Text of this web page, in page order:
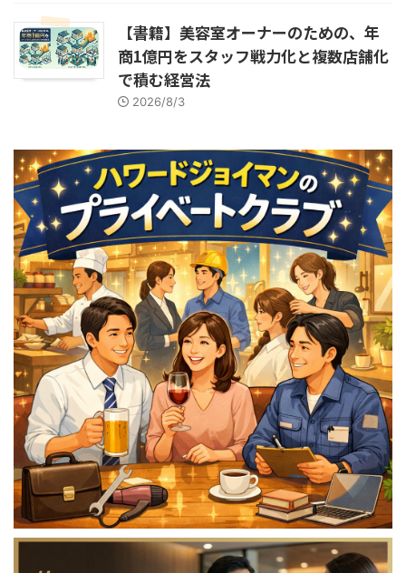
【書籍】美容室オーナーのための、年
商1億円をスタッフ戦力化と複数店舗化
で積む経営法
2026/8/3